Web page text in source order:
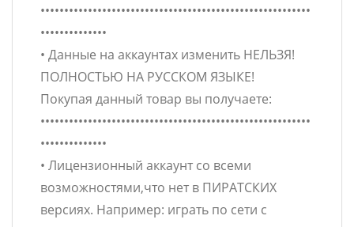
•••••••••••••••••••••••••••••••••••••••••••••••••••••••••
••••••••••••••
• Данные на аккаунтах изменить НЕЛЬЗЯ!
ПОЛНОСТЬЮ НА РУССКОМ ЯЗЫКЕ!
Покупая данный товар вы получаете:
•••••••••••••••••••••••••••••••••••••••••••••••••••••••••
••••••••••••••
• Лицензионный аккаунт со всеми
возможностями,что нет в ПИРАТСКИХ
версиях. Например: играть по сети с